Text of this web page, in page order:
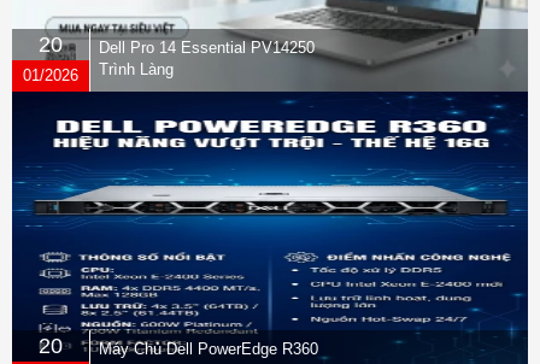
20
01/2026
Dell Pro 14 Essential PV14250
Trình Làng
20 Máy Chủ Dell PowerEdge R360